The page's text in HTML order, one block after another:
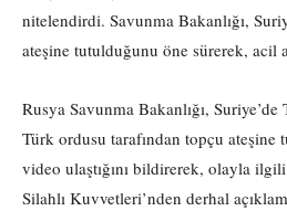
nitelendirdi. Savunma Bakanlığı,
ateşine tutulduğunu öne sürerek, acil
Rusya Savunma Bakanlığı,
Türk ordusu tarafından topçu
video ulaştığını bildirerek, olayla
Silahlı Kuvvetleri’nden derhal